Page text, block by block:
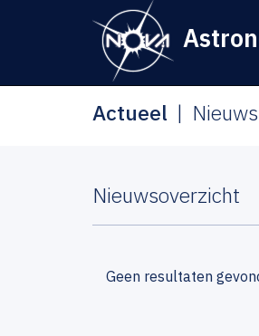
Actueel Nieuws
Nieuwsoverzicht
Geen resultaten